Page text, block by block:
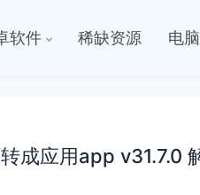
软件 稀缺资源 电
成应用app v31.7.0